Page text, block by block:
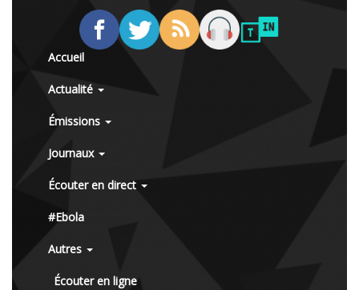
Accueil
Actualité
Émissions
Journaux
Écouter en direct
#Ebola
Autres
Écouter en ligne